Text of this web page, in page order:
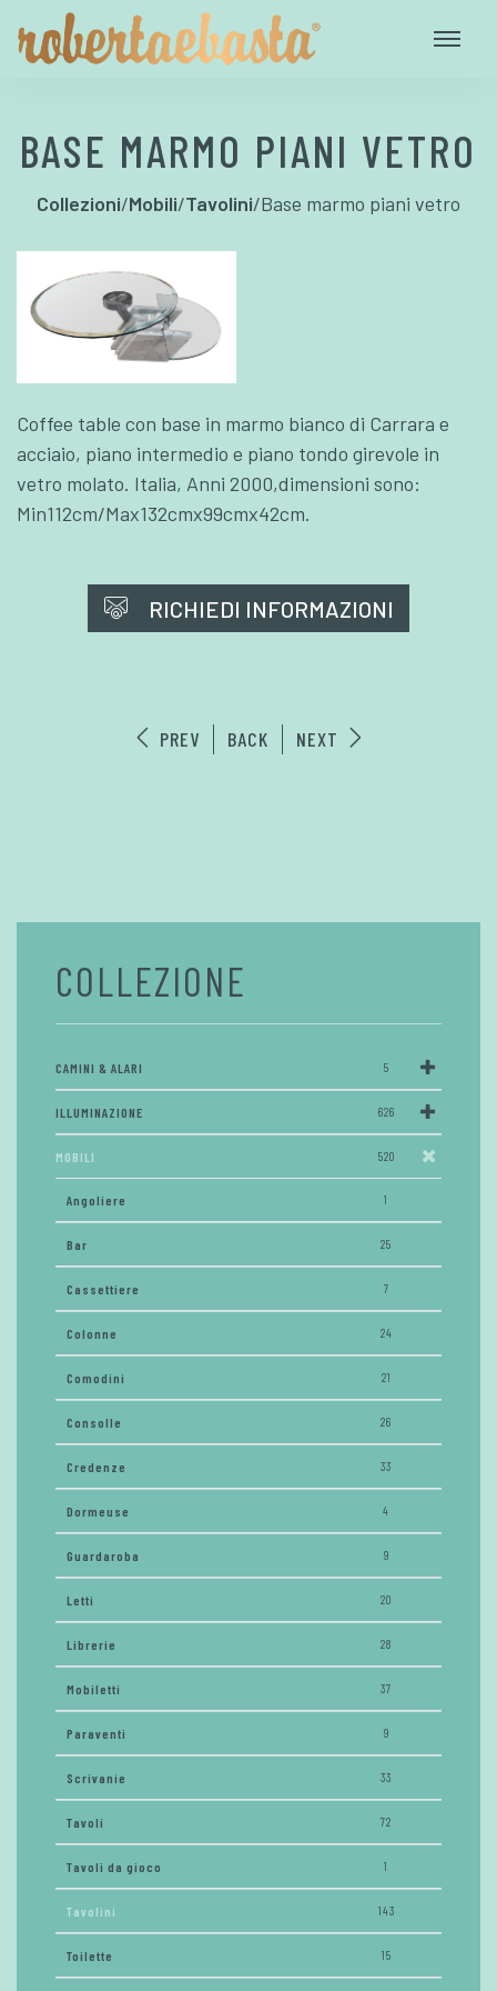
BASE MARMO PIANI VETRO
Collezioni/Mobili/Tavolini/Base marmo piani vetro
Coffee table con base in marmo bianco di Carrara e
acciaio, piano intermedio e piano tondo girevole in
vetro molato. Italia, Anni 2000,dimensioni sono:
Min112cm/Max132cmx99cmx42cm.
RICHIEDI INFORMAZIONI
PREV BACK NEXT
COLLEZIONE
CAMINI & ALARI 5
ILLUMINAZIONE 626
MOBILI 520
Angoliere 1
Bar 25
Cassettiere 7
Colonne 24
Comodini 21
Consolle 26
Credenze 33
Dormeuse 4
Guardaroba 9
Letti 20
Librerie 28
Mobiletti 37
Paraventi 9
Scrivanie 33
Tavoli 72
Tavoli da gioco 1
Tavolini 143
Toilette 15